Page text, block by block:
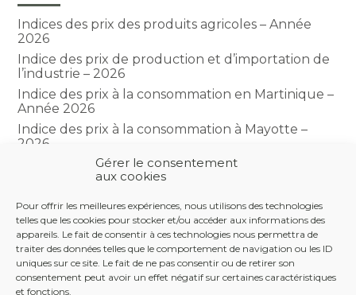
Gérer le consentement
aux cookies
Pour offrir les meilleures expériences, nous utilisons des technologies
telles que les cookies pour stocker et/ou accéder aux informations des
appareils. Le fait de consentir à ces technologies nous permettra de
traiter des données telles que le comportement de navigation ou les ID
uniques sur ce site. Le fait de ne pas consentir ou de retirer son
consentement peut avoir un effet négatif sur certaines caractéristiques
et fonctions.
Indices des prix des produits agricoles – Année
2026
Indice des prix de production et d’importation de
l’industrie – 2026
Indice des prix à la consommation en Martinique –
Année 2026
Indice des prix à la consommation à Mayotte –
2026
Indice du climat des affaires dans le BTP – Année
COMMENTAIRES RÉCENTS